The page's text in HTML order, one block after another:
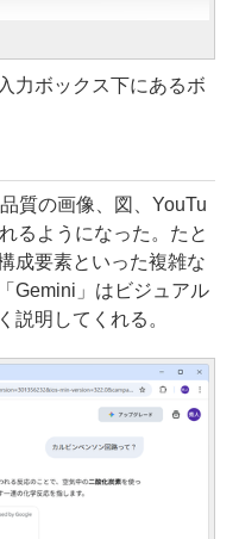
力ボックス下にあるボ
質の画像、図、YouTu
るようになった。たと
成要素といった複雑な
Gemini」はビジュアル
説明してくれる。